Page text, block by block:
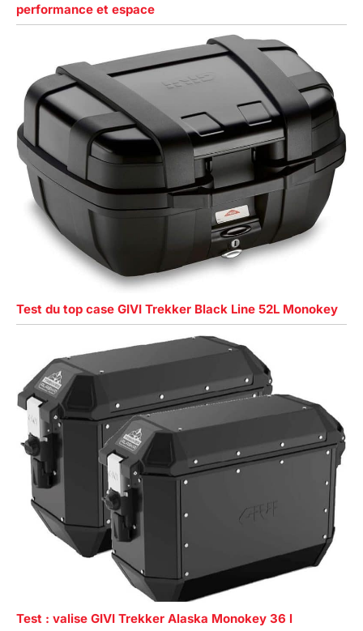
performance et espace
Test du top case GIVI Trekker Black Line 52L Monokey
Test : valise GIVI Trekker Alaska Monokey 36 l